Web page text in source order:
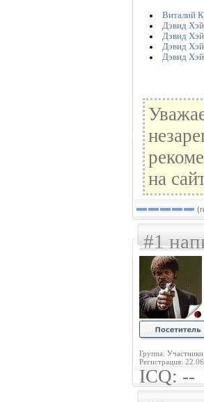
Виталий
Дэвид
Дэвид
Дэвид
Дэвид
на
#1
Группа: Участники
Регистрация:
ICQ: --